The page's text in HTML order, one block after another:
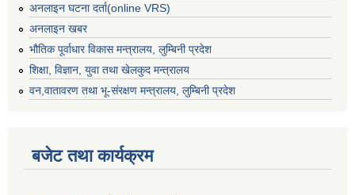
अनलाइन घटना दर्ता(online VRS)
अनलाइन खबर
भौतिक पूर्वाधार विकास मन्त्रालय, लुम्बिनी प्रदेश
शिक्षा, विज्ञान, युवा तथा खेलकुद मन्‍‍त्रालय
वन,वातावरण तथा भू-संरक्षण मन्त्रालय, लुम्बिनी प्रदेश
बजेट तथा कार्यक्रम